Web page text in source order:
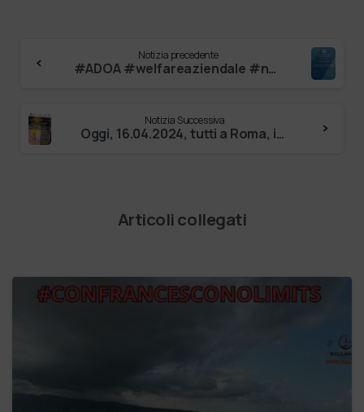
Notizia precedente
#ADOA #welfareaziendale #networketico Tomas Chiaramonte #segretariogeneraleadoa #univr Discussa oggi una tesi magistrale in managemen…
Notizia Successiva
Oggi, 16.04.2024, tutti a Roma, in sede nazionale ACLI, per una firma storica tra Con_ADOA e preceduta da un convegno dal titolo “Chiesa, u…
Articoli collegati